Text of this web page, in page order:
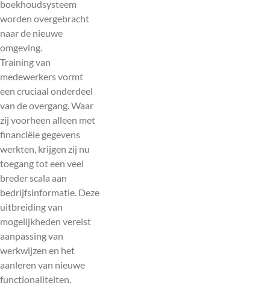
boekhoudsysteem
worden overgebracht
naar de nieuwe
omgeving.
Training van
medewerkers vormt
een cruciaal onderdeel
van de overgang. Waar
zij voorheen alleen met
financiële gegevens
werkten, krijgen zij nu
toegang tot een veel
breder scala aan
bedrijfsinformatie. Deze
uitbreiding van
mogelijkheden vereist
aanpassing van
werkwijzen en het
aanleren van nieuwe
functionaliteiten.